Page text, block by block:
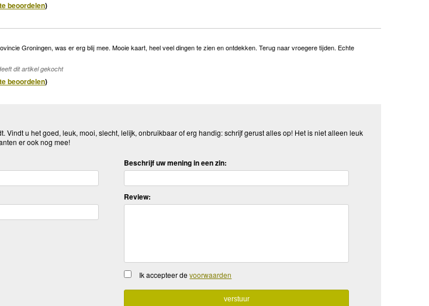
beoordelen)
Groningen, was er erg blij mee. Mooie kaart, heel veel dingen te zien en ontdekken. Terug naar vroegere tijden. Echte
dit artikel gekocht
beoordelen)
Vindt u het goed, leuk, mooi, slecht, lelijk, onbruikbaar of erg handig: schrijf gerust alles op! Het is niet alleen leuk
er ook nog mee!
Beschrijf uw mening in een zin:
Review:
Ik accepteer devoorwaarden